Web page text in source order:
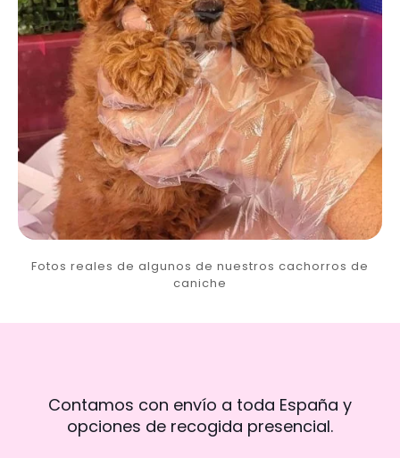
Fotos reales de algunos de nuestros cachorros de
caniche
Contamos con envío a toda España y
opciones de recogida presencial.